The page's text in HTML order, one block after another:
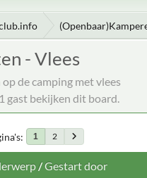
- Vlees
de camping met vlees
gast bekijken dit board.
1 2
/Gestart door